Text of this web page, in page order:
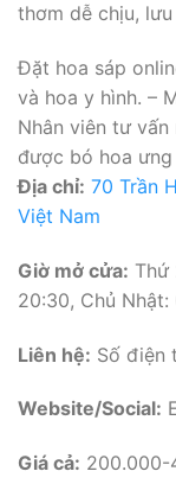
thơm dễ chịu,
Đặt hoa sáp
và hoa y hình. –
Nhân viên tư
được bó hoa ưng
Địa chỉ: 70 Trần
Việt Nam
Giờ mở cửa: Thứ
20:30, Chủ Nhật:
Liên hệ: Số điện
Website/Social:
Giá cả: 200.000-